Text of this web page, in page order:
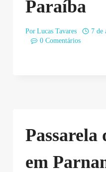
Paraíba
Por Lucas Tavares
7 de
0 Comentários
Passarela
em